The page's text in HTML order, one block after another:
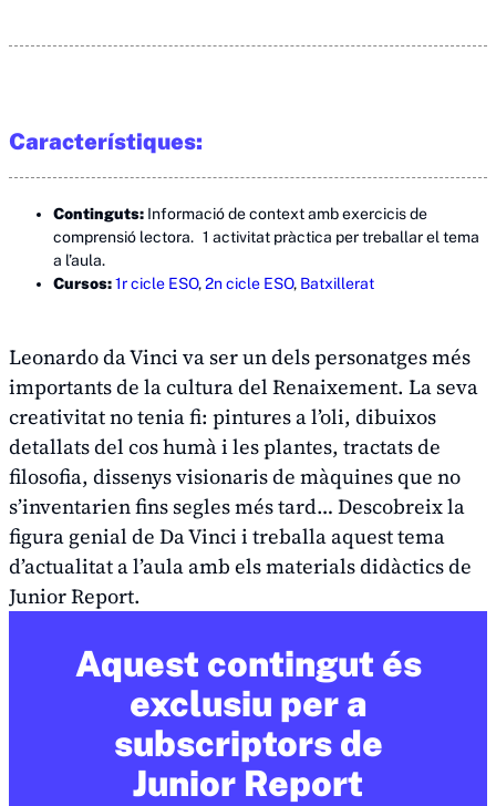
Característiques:
Continguts: Informació de context amb exercicis de
comprensió lectora. 1 activitat pràctica per treballar el tema
a l’aula.
Cursos:1r cicle ESO,2n cicle ESO, Batxillerat
Leonardo da Vinci va ser un dels personatges més
importants de la cultura del Renaixement. La seva
creativitat no tenia fi: pintures a l’oli, dibuixos
detallats del cos humà i les plantes, tractats de
filosofia, dissenys visionaris de màquines que no
s’inventarien fins segles més tard… Descobreix la
figura genial de Da Vinci i treballa aquest tema
d’actualitat a l’aula amb els materials didàctics de
Junior Report.
Aquest contingut és
exclusiu per a
subscriptors de
Junior Report